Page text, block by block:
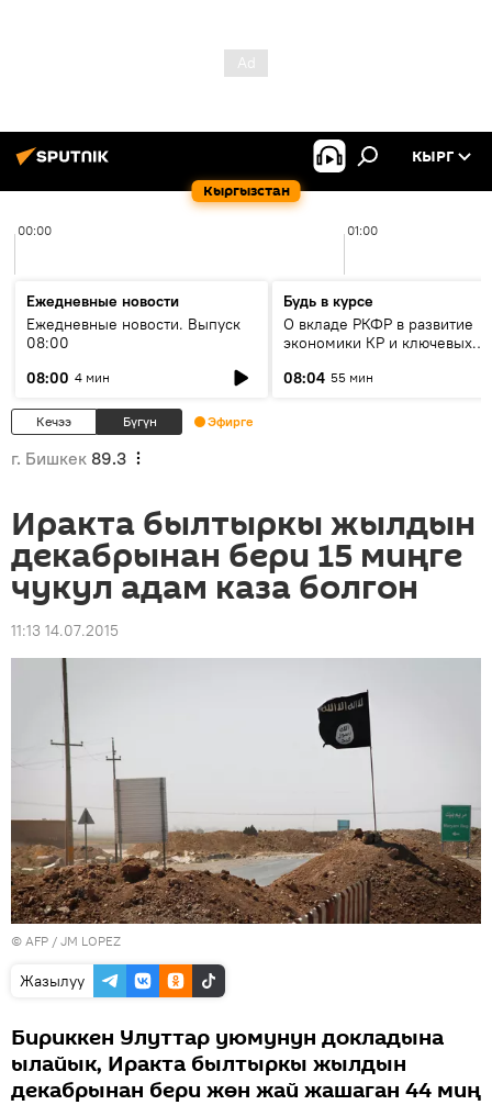
Кыргызстан
КЫРГ
00:00 01:00
Ежедневные новости
Ежедневные новости. Выпуск
08:00
08:00 4 мин
Будь в курсе
О вкладе РКФР в развитие
экономики КР и ключевых
08:04 55 мин
Кечээ Бүгүн Эфирге
г. Бишкек 89.3
Иракта былтыркы жылдын
декабрынан бери 15 миңге
чукул адам каза болгон
11:13 14.07.2015
© AFP / JM LOPEZ
Жазылуу
Бириккен Улуттар уюмунун докладына
ылайык, Иракта былтыркы жылдын
декабрынан бери жөн жай жашаган 44 миң